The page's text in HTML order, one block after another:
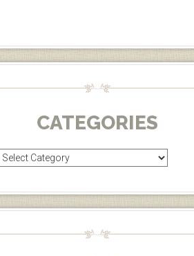
CATEGORIES
Categories